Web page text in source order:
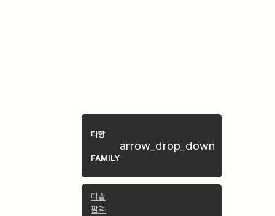
다향
FAMILY
arrow_drop_down
다솔
팜덕